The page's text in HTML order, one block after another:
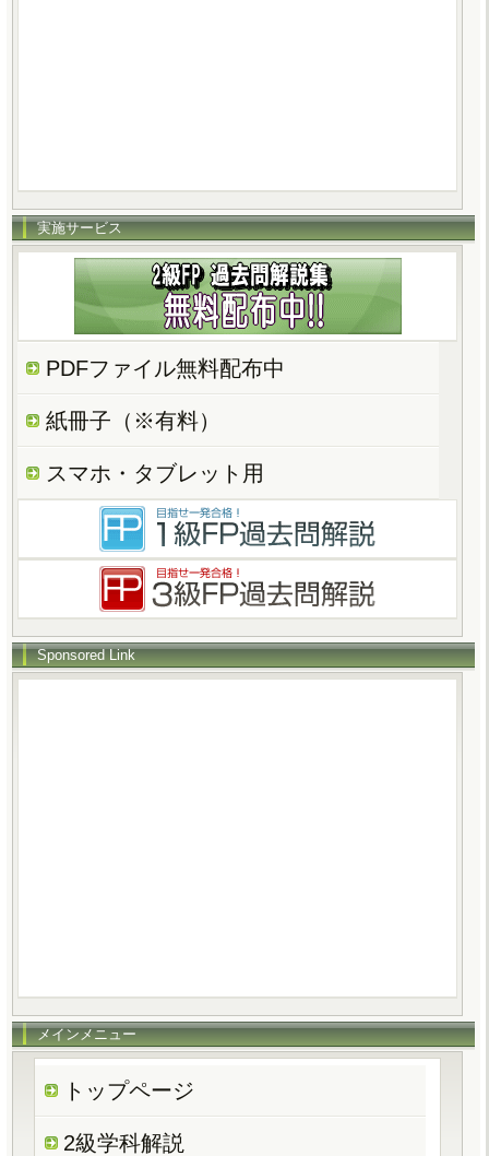
実施サービス
PDFファイル無料配布中
紙冊子（※有料）
スマホ・タブレット用
Sponsored Link
メインメニュー
トップページ
2級学科解説